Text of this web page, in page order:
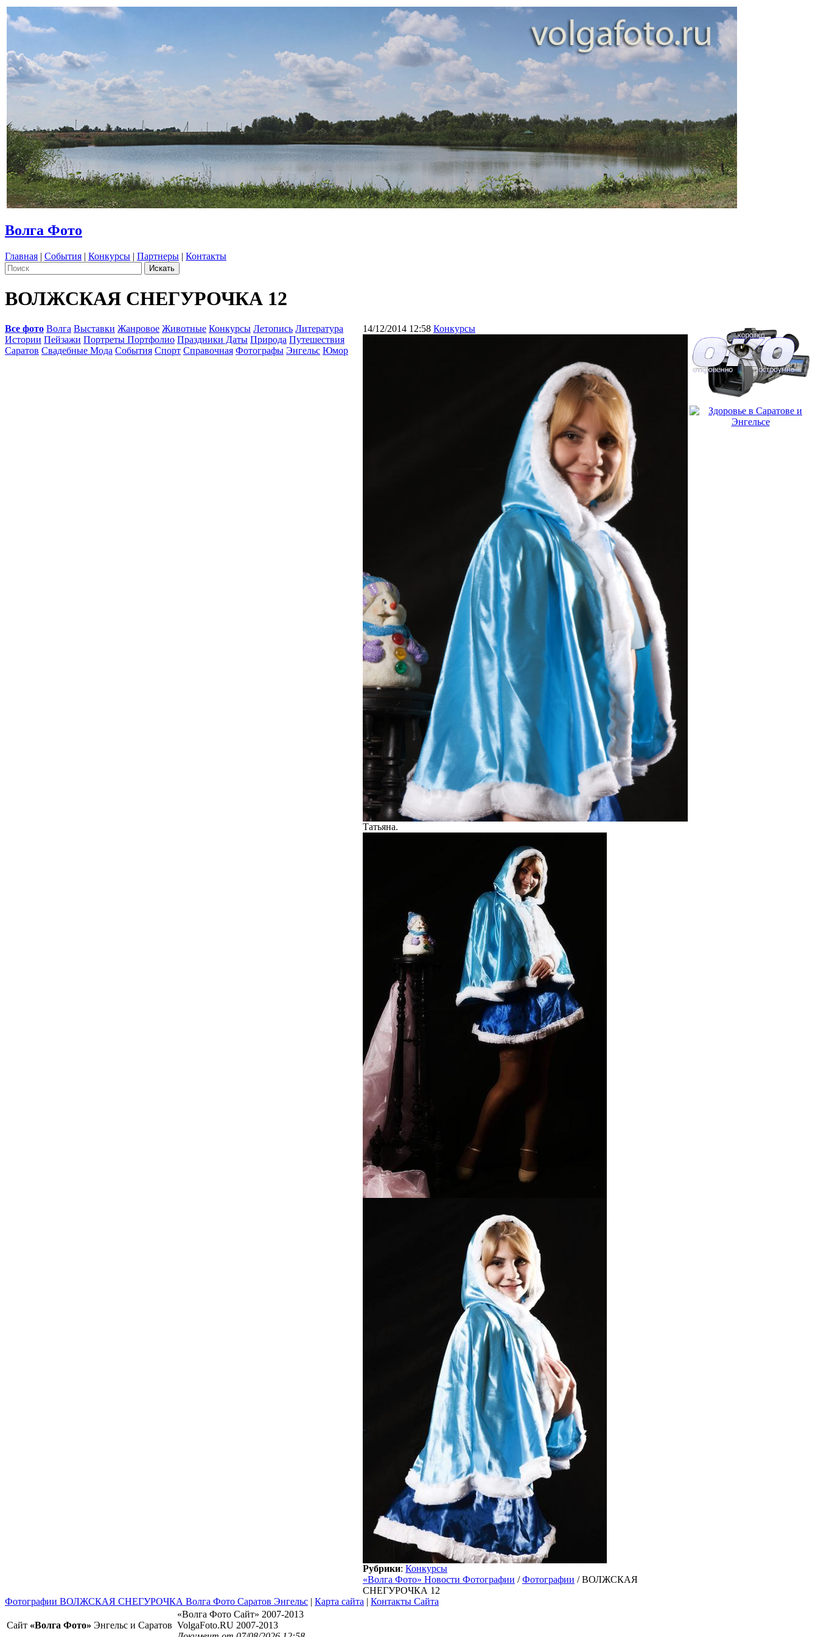
Волга Фото
Главная | События | Конкурсы | Партнеры | Контакты
ВОЛЖСКАЯ СНЕГУРОЧКА 12
Все фото Волга Выставки Жанровое Животные Конкурсы Летопись Литература
Истории Пейзажи Портреты Портфолио Праздники Даты Природа Путешествия
Саратов Свадебные Мода События Спорт Справочная Фотографы Энгельс Юмор
14/12/2014 12:58 Конкурсы
Татьяна.
Рубрики: Конкурсы
«Волга Фото» Новости Фотографии /Фотографии / ВОЛЖСКАЯ
СНЕГУРОЧКА 12
Фотографии ВОЛЖСКАЯ СНЕГУРОЧКА Волга Фото Саратов Энгельс | Карта сайта | Контакты Сайта
Сайт «Волга Фото» Энгельс и Саратов
«Волга Фото Сайт» 2007-2013
VolgaFoto.RU 2007-2013